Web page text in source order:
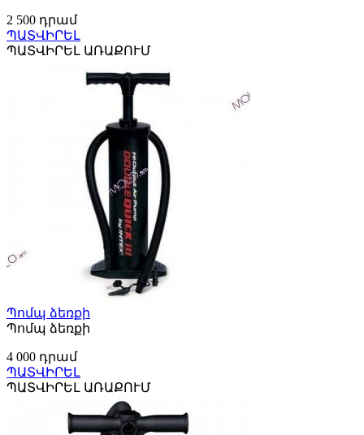
2 500 դրամ
ՊԱՏՎԻՐԵԼ
ՊԱՏՎԻՐԵԼ ԱՌԱՔՈՒՄ
Պոմպ ձեռքի
Պոմպ ձեռքի
4 000 դրամ
ՊԱՏՎԻՐԵԼ
ՊԱՏՎԻՐԵԼ ԱՌԱՔՈՒՄ